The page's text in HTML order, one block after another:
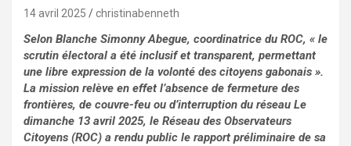
14 avril 2025 christinabenneth
Selon Blanche Simonny Abegue, coordinatrice du ROC, « le
scrutin électoral a été inclusif et transparent, permettant
une libre expression de la volonté des citoyens gabonais ».
La mission relève en effet l’absence de fermeture des
frontières, de couvre-feu ou d’interruption du réseau Le
dimanche 13 avril 2025, le Réseau des Observateurs
Citoyens (ROC) a rendu public le rapport préliminaire de sa